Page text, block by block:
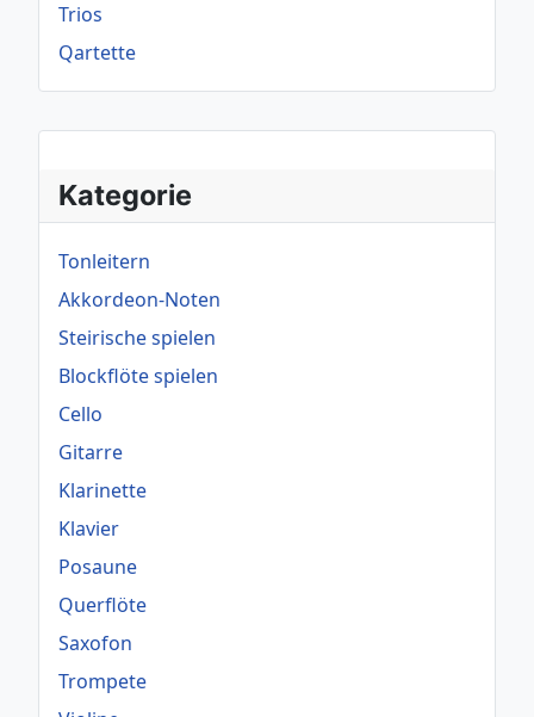
Kategorie
Tonleitern
Akkordeon-Noten
Steirische spielen
Blockflöte spielen
Cello
Gitarre
Klarinette
Klavier
Posaune
Querflöte
Saxofon
Trompete
Trios
Qartette